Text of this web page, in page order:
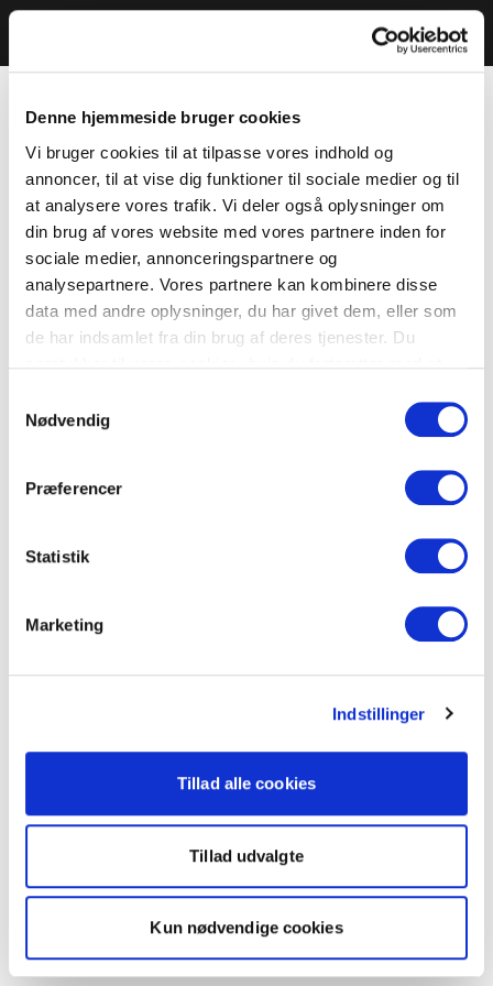
Denne hjemmeside bruger cookies
Vi bruger cookies til at tilpasse vores indhold og
annoncer, til at vise dig funktioner til sociale medier og til
at analysere vores trafik. Vi deler også oplysninger om
din brug af vores website med vores partnere inden for
sociale medier, annonceringspartnere og
analysepartnere. Vores partnere kan kombinere disse
data med andre oplysninger, du har givet dem, eller som
de har indsamlet fra din brug af deres tjenester. Du
Nødvendig
Præferencer
Statistik
Marketing
Indstillinger
Tillad alle cookies
Tillad udvalgte
Kun nødvendige cookies